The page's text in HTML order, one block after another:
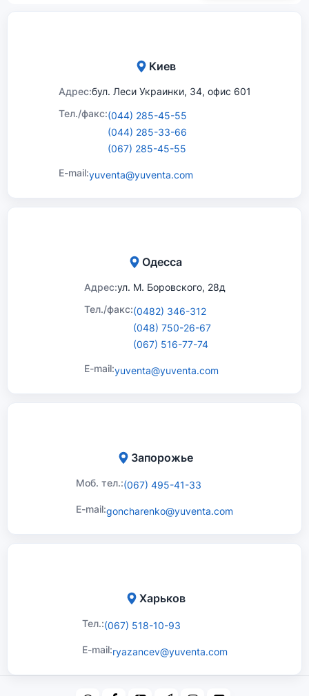
Киев
Адрес:бул. Леси Украинки, 34, офис 601
Тел./факс:(044) 285-45-55
(044) 285-33-66
(067) 285-45-55
E-mail:yuventa@yuventa.com
Одесса
Адрес:ул. М. Боровского, 28д
Тел./факс:(0482) 346-312
(048) 750-26-67
(067) 516-77-74
E-mail:yuventa@yuventa.com
Запорожье
Моб. тел.:(067) 495-41-33
E-mail:goncharenko@yuventa.com
Харьков
Тел.:(067) 518-10-93
E-mail:ryazancev@yuventa.com